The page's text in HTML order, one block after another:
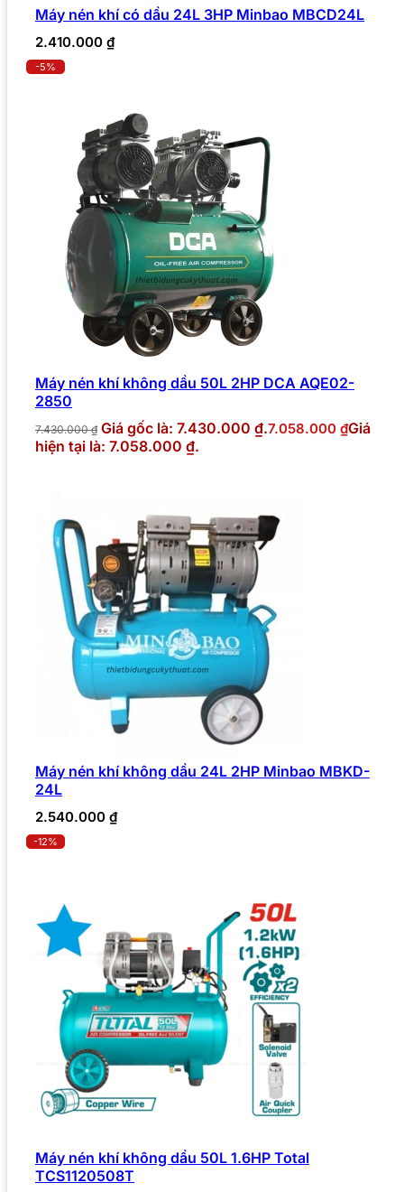
Máy nén khí có dầu 24L 3HP Minbao MBCD24L
2.410.000 ₫
-5%
Máy nén khí không dầu 50L 2HP DCA AQE02-
2850
7.430.000₫ Giá gốc là: 7.430.000 ₫.7.058.000 ₫Giá
hiện tại là: 7.058.000 ₫.
Máy nén khí không dầu 24L 2HP Minbao MBKD-
24L
2.540.000 ₫
-12%
Máy nén khí không dầu 50L 1.6HP Total
TCS1120508T